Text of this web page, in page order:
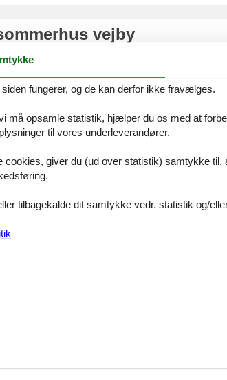
vejby
udvalg af luksus sommerhuse
af luksus sommerhuse
med spa nordsjælland
fungerer, og de kan derfor ikke fravælges.
må opsamle statistik, hjælper du os med at
til vores underleverandører.
cookies, giver du (ud over statistik) samtykke
tilbagekalde dit samtykke vedr. statistik og/